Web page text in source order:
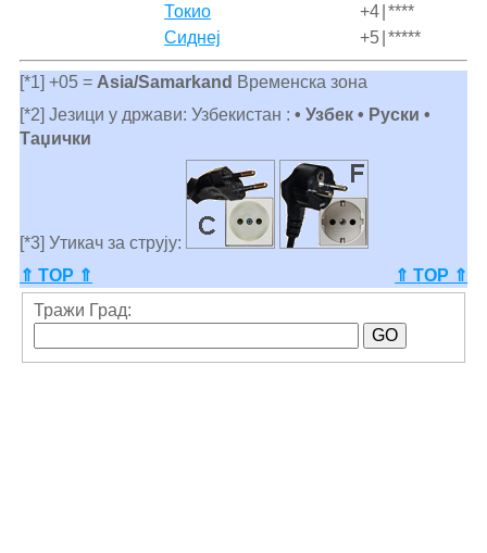
Токио
+4 ****
Сиднеј
+5 *****
[*1] +05 = Asia/Samarkand Временска зона
[*2] Језици у држави: Узбекистан : • Узбек • Руски •
Таџички
[*3] Утикач за струју:
⇑ TOP ⇑
⇑ TOP ⇑
Тражи Град: